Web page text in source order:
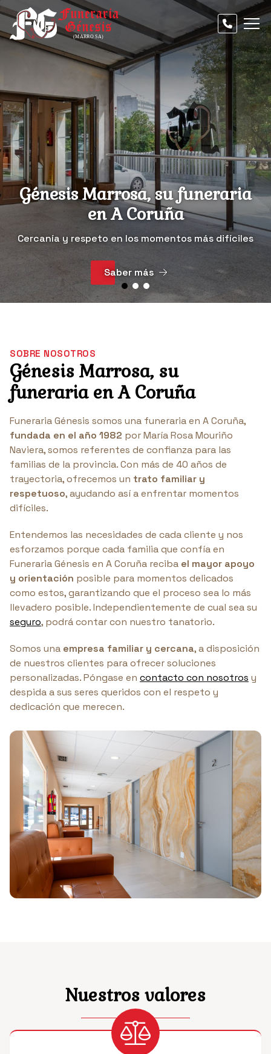
Génesis Marrosa, su funeraria
en A Coruña
Cercanía y respeto en los momentos más difíciles
Saber más
SOBRE NOSOTROS
Génesis Marrosa, su
funeraria en A Coruña
Funeraria Génesis somos una funeraria en A Coruña,
fundada en el año 1982 por María Rosa Mouriño
Naviera, somos referentes de confianza para las
familias de la provincia. Con más de 40 años de
trayectoria, ofrecemos un trato familiar y
respetuoso, ayudando así a enfrentar momentos
difíciles.
Entendemos las necesidades de cada cliente y nos
esforzamos porque cada familia que confía en
Funeraria Génesis en A Coruña reciba el mayor apoyo
y orientación posible para momentos delicados
como estos, garantizando que el proceso sea lo más
llevadero posible. Independientemente de cual sea su
seguro, podrá contar con nuestro tanatorio.
Somos una empresa familiar y cercana, a disposición
de nuestros clientes para ofrecer soluciones
personalizadas. Póngase en contacto con nosotros y
despida a sus seres queridos con el respeto y
dedicación que merecen.
Nuestros valores